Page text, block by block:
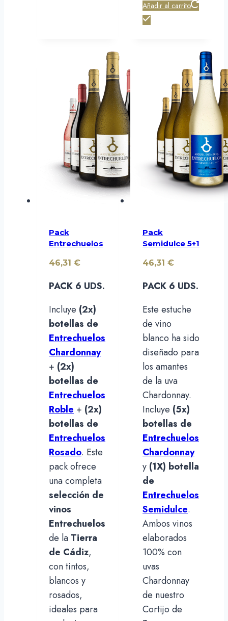
Añadir al carrito
Pack
Entrechuelos
46,31 €
PACK 6 UDS.
Incluye (2x)
botellas de
Entrechuelos
Chardonnay
+ (2x)
botellas de
Entrechuelos
Roble + (2x)
botellas de
Entrechuelos
Rosado. Este
packofrece
una completa
selección de
vinos
Entrechuelos
de la Tierra
de Cádiz,
con tintos,
blancos y
rosados,
ideales para
Pack
Semidulce 5+1
46,31 €
PACK 6 UDS.
Este estuche
de vino
blanco ha sido
diseñado para
los amantes
de la uva
Chardonnay.
Incluye (5x)
botellas de
Entrechuelos
Chardonnay
y (1X) botella
de
Entrechuelos
Semidulce.
Ambos vinos
elaborados
100% con
uvas
Chardonnay
de nuestro
Cortijo de